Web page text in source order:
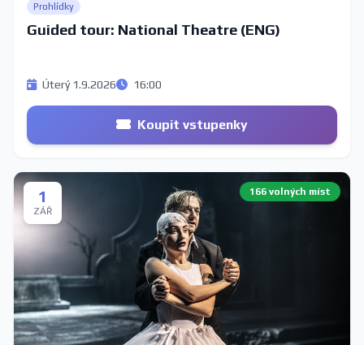
Prohlídky
Guided tour: National Theatre (ENG)
Úterý 1.9.2026 16:00
Koupit vstupenky
1
ZÁŘ
166 volných míst